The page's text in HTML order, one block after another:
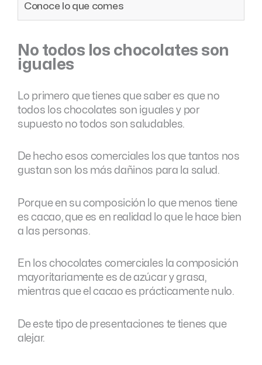
Conoce lo que comes
No todos los chocolates son
iguales
Lo primero que tienes que saber es que no
todos los chocolates son iguales y por
supuesto no todos son saludables.
De hecho esos comerciales los que tantos nos
gustan son los más dañinos para la salud.
Porque en su composición lo que menos tiene
es cacao, que es en realidad lo que le hace bien
a las personas.
En los chocolates comerciales la composición
mayoritariamente es de azúcar y grasa,
mientras que el cacao es prácticamente nulo.
De este tipo de presentaciones te tienes que
alejar.